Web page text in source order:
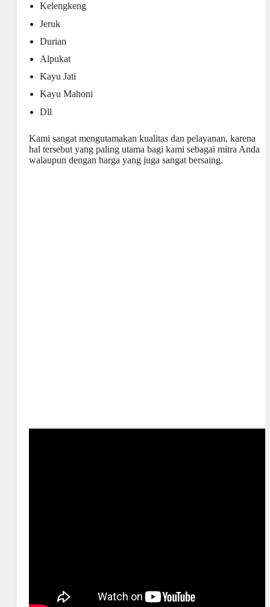
Kelengkeng
Jeruk
Durian
Alpukat
Kayu Jati
Kayu Mahoni
Dll
Kami sangat mengutamakan kualitas dan pelayanan, karena
hal tersebut yang paling utama bagi kami sebagai mitra Anda
walaupun dengan harga yang juga sangat bersaing.